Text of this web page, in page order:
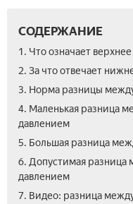
СОДЕРЖАНИЕ
1. Что означает
2. За что отвечает
3. Норма разницы
4. Маленькая разница
давлением
5. Большая разница
6. Допустимая
давлением
7. Видео: разница